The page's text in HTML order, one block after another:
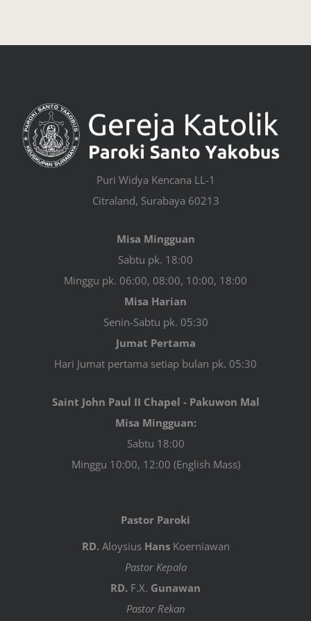
Puri Widya Kencana LL-1
Citraland, Surabaya 60213
Misa Mingguan
Sabtu pk. 18:00
Minggu pk. 06:00, 08:00, 10:00, 18:00
Misa Harian
Senin-Sabtu pk. 05:30
Jumat Pertama
Hari Jumat pertama setiap bulan pk. 05:30
Saint John Paul II Chapel - Pakuwon Mal
Misa Mingguan:
Sabtu 18:00
Minggu 10:00, 12:00 (English Mass)
Pastor Paroki
RD.Aloysius HansKoerniawan
Pastor Kepala
RD. F.X. Gunawan
Pastor Rekan